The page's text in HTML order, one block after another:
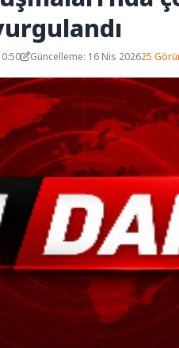
Güncelleme: 16 Nis 202625